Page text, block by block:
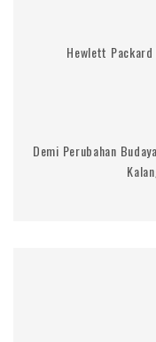
Hewlett Packard
Demi Perubahan